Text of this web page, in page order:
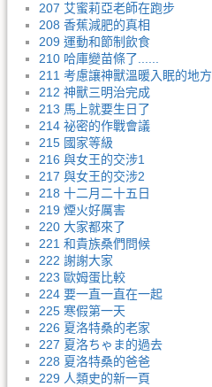
207 艾蜜莉亞老師在跑步
208 香蕉減肥的真相
209 運動和節制飲食
210 哈庫變苗條了......
211 考慮讓神獸溫暖入眠的地方
212 神獸三明治完成
213 馬上就要生日了
214 祕密的作戰會議
215 國家等級
216 與女王的交涉1
217 與女王的交涉2
218 十二月二十五日
219 煙火好厲害
220 大家都來了
221 和貴族桑們問候
222 謝謝大家
223 歐姆蛋比較
224 要一直一直在一起
225 寒假第一天
226 夏洛特桑的老家
227 夏洛ちゃま的過去
228 夏洛特桑的爸爸
229 人類史的新一頁